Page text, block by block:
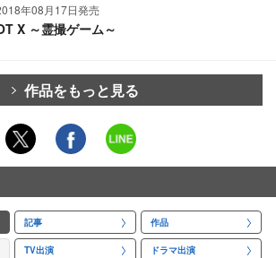
年08月17日発売
X ～霊撮ゲーム～
作品をもっと見る
記事 作品
TV出演 ドラマ出演